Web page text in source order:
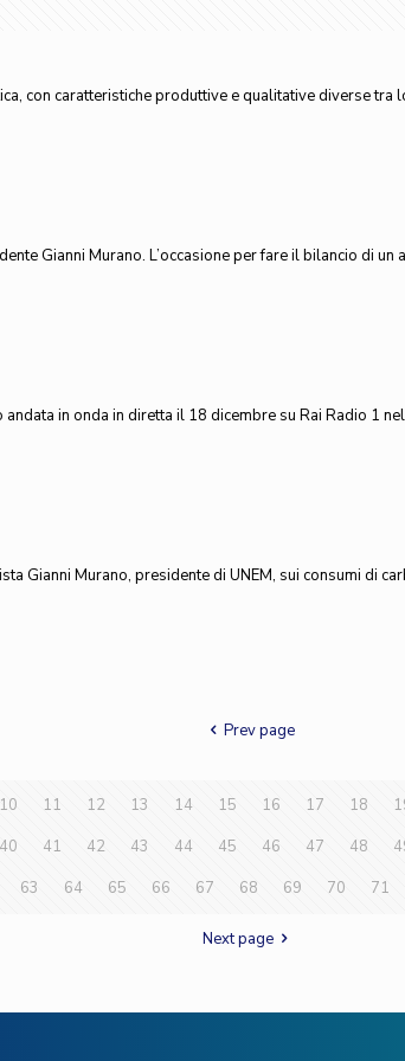
con caratteristiche produttive e qualitative diverse tra
Gianni Murano. L’occasione per fare il bilancio di un
in onda in diretta il 18 dicembre su Rai Radio 1
Gianni Murano, presidente di UNEM, sui consumi di
Prev page
10 11 12 13 14 15 16 17 18
40 41 42 43 44 45 46 47 48
63 64 65 66 67 68 69 70 71
Next page